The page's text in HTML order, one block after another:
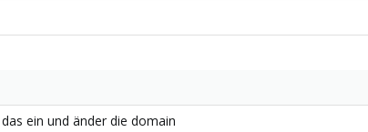
ein und änder die domain